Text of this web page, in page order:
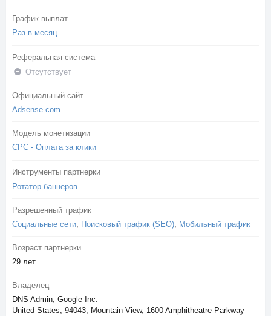
График выплат
Раз в месяц
Реферальная система
Отсутствует
Официальный сайт
Adsense.com
Модель монетизации
CPC - Оплата за клики
Инструменты партнерки
Ротатор баннеров
Разрешенный трафик
Социальные сети
Поисковый трафик (SEO) Мобильный трафик
Возраст партнерки
29 лет
Владелец
DNS Admin, Google Inc.
United States, 94043, Mountain View, 1600 Amphitheatre Parkway